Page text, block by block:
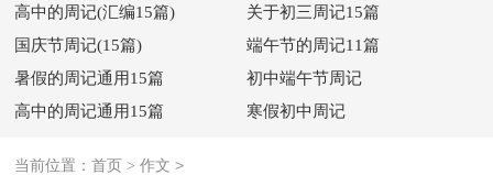
高中的周记(汇编15篇)
关于初三周记15篇
国庆节周记(15篇)
端午节的周记11篇
暑假的周记通用15篇
初中端午节周记
高中的周记通用15篇
寒假初中周记
当前位置：首页 >作文 >